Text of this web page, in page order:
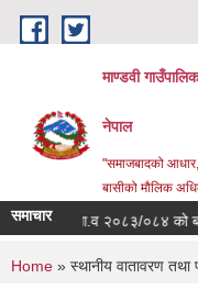
Skip to main content
माण्डवी
नेपाल
"समाजबादको आधार,
बासीको मौलिक
समाचारआ.व २०८३/०८४ को
You are
Home » स्थानीय वातावरण